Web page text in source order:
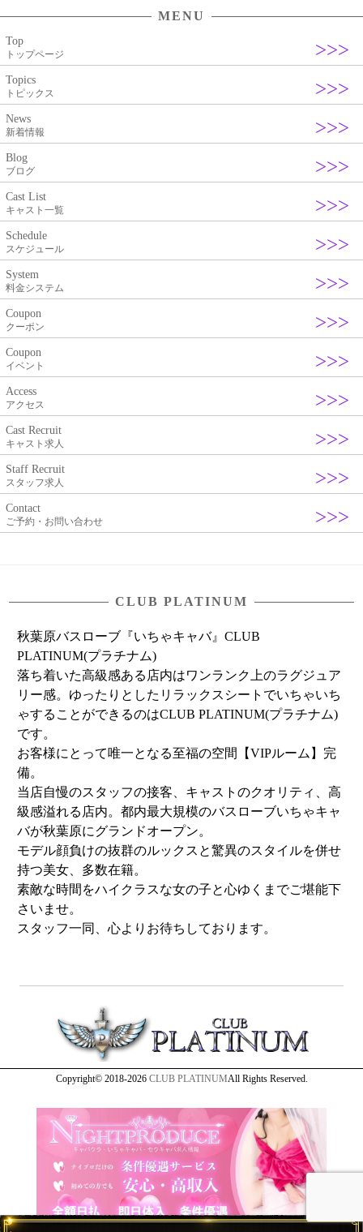
シ
ョ
ン
MENU
Top
トップページ
Topics
トピックス
News
新着情報
Blog
ブログ
Cast List
キャスト一覧
Schedule
スケジュール
System
料金システム
Coupon
クーポン
Coupon
イベント
Access
アクセス
Cast Recruit
キャスト求人
Staff Recruit
スタッフ求人
Contact
ご予約・お問い合わせ
CLUB PLATINUM
秋葉原バスローブ『いちゃキャバ』CLUB
PLATINUM(プラチナム)
落ち着いた高級感ある店内はワンランク上のラグジュア
リー感。ゆったりとしたリラックスシートでいちゃいち
ゃすることができるのはCLUB PLATINUM(プラチナム)
です。
お客様にとって唯一となる至福の空間【VIPルーム】完
備。
当店自慢のスタッフの接客、キャストのクオリティ、高
級感溢れる店内。都内最大規模のバスローブいちゃキャ
バが秋葉原にグランドオープン。
モデル顔負けの抜群のルックスと驚異のスタイルを併せ
持つ美女、多数在籍。
素敵な時間をハイクラスな女の子と心ゆくまでご堪能下
さいませ。
スタッフ一同、心よりお待ちしております。
Copyright© 2018-2026 CLUB PLATINUMAll Rights Reserved.